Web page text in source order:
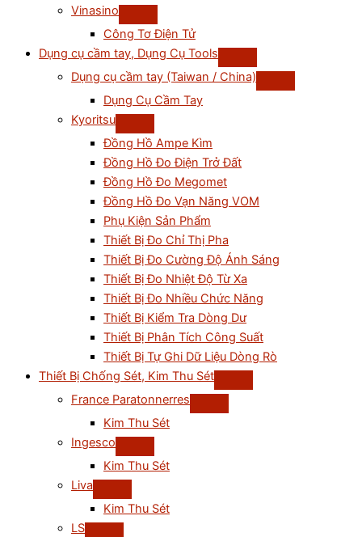
Vinasino
Công Tơ Điện Tử
Dụng cụ cầm tay, Dụng Cụ Tools
Dụng cụ cầm tay (Taiwan / China)
Dụng Cụ Cầm Tay
Kyoritsu
Đồng Hồ Ampe Kìm
Đồng Hồ Đo Điện Trở Đất
Đồng Hồ Đo Megomet
Đồng Hồ Đo Vạn Năng VOM
Phụ Kiện Sản Phẩm
Thiết Bị Đo Chỉ Thị Pha
Thiết Bị Đo Cường Độ Ánh Sáng
Thiết Bị Đo Nhiệt Độ Từ Xa
Thiết Bị Đo Nhiều Chức Năng
Thiết Bị Kiểm Tra Dòng Dư
Thiết Bị Phân Tích Công Suất
Thiết Bị Tự Ghi Dữ Liệu Dòng Rò
Thiết Bị Chống Sét, Kim Thu Sét
France Paratonnerres
Kim Thu Sét
Ingesco
Kim Thu Sét
Liva
Kim Thu Sét
LS